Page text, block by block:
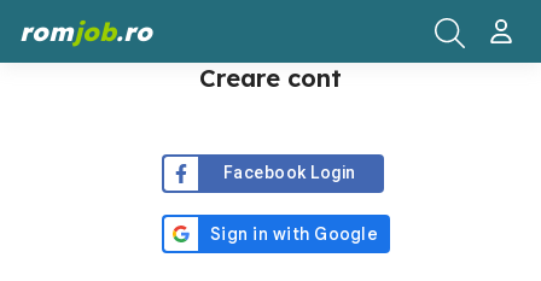
romjob.ro
Creare cont
Facebook Login